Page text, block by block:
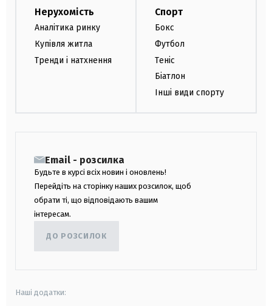
Нерухомість
Аналітика ринку
Купівля житла
Тренди і натхнення
Спорт
Бокс
Футбол
Теніс
Біатлон
Інші види спорту
Email - розсилка
Будьте в курсі всіх новин і оновлень!
Перейдіть на сторінку наших розсилок, щоб
обрати ті, що відповідають вашим
інтересам.
ДО РОЗСИЛОК
Наші додатки: